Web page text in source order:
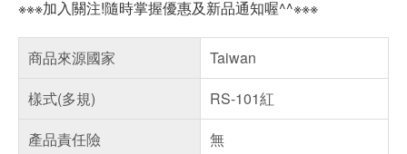
※※※加入關注!隨時掌握優惠及新品通知喔^^※※※
商品來源國家
Taiwan
樣式(多規)
RS-101紅
產品責任險
無